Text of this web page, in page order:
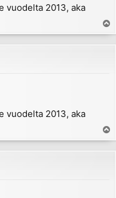
vuodelta 2013, aka
o
p
vuodelta 2013, aka
o
p